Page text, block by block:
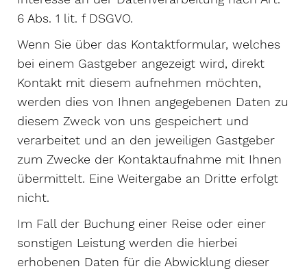
6 Abs. 1 lit. f DSGVO.
Wenn Sie über das Kontaktformular, welches
bei einem Gastgeber angezeigt wird, direkt
Kontakt mit diesem aufnehmen möchten,
werden dies von Ihnen angegebenen Daten zu
diesem Zweck von uns gespeichert und
verarbeitet und an den jeweiligen Gastgeber
zum Zwecke der Kontaktaufnahme mit Ihnen
übermittelt. Eine Weitergabe an Dritte erfolgt
nicht.
Im Fall der Buchung einer Reise oder einer
sonstigen Leistung werden die hierbei
erhobenen Daten für die Abwicklung dieser